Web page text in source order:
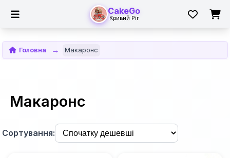
CakeGo
Кривий Ріг
Головна Макаронс
Макаронс
Сортування: